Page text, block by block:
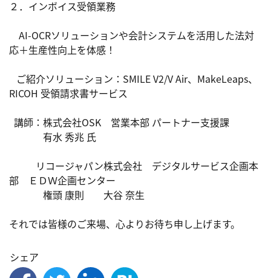
２．インボイス受領業務​
AI-OCRソリューションや会計システムを活用した法対
応＋生産性向上を体感！​
RICOH 受領請求書サービス
有水 秀兆 氏　　　　　　​
部　ＥＤＷ企画センター ​
権頭 康則　　大谷 奈生​
それでは皆様のご来場、心よりお待ち申し上げます。
シェア